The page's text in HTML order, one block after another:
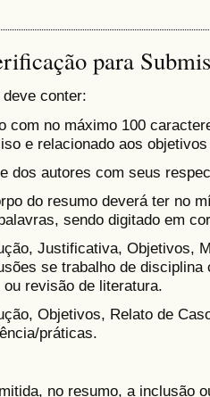
para
conter:
com no máximo 100
e relacionado aos
dos autores com seus
do resumo deverá ter no
sendo digitado em
Justificativa, Objetivos,
se trabalho de
revisão de literatura.
Objetivos, Relato de
práticas.
no resumo, a inclusão